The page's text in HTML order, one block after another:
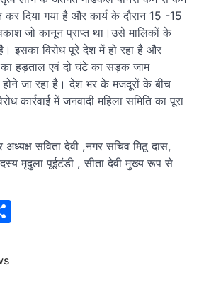
दिया गया है और कार्य के दौरान 15 -15
जो कानून प्राप्त था।उसे मालिकों के
इसका विरोध पूरे देश में हो रहा है और
हड़ताल एवं दो घंटे का सड़क जाम
जा रहा है। देश भर के मजदूरों के बीच
कार्रवाई में जनवादी महिला समिति का पूरा
सविता देवी ,नगर सचिव मिठू दास,
मृदुला पूईटंडी , सीता देवी मुख्य रूप से